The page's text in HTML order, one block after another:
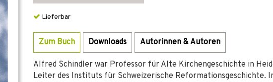
Lieferbar
Zum Buch Downloads Autorinnen & Autoren
Alfred Schindler war Professor für Alte Kirchengeschichte in
Leiter des Instituts für Schweizerische Reformationsgeschichte.